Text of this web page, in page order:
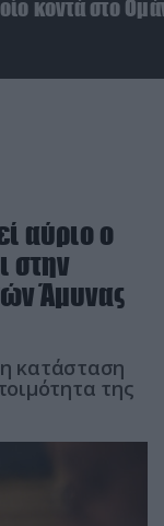
κοντά στο
αύριο ο
στην
Άμυνας
κατάσταση
της